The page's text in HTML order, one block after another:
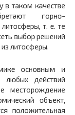
в таком качестве
горно-
т. е. те
выбор решений
литосферы.
основным и
любых действий
месторождение
объект,
положительная